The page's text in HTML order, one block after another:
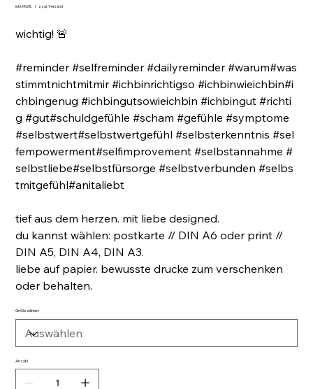
inkl. MwSt. | zzgl. Versand
wichtig! 🚨
#reminder #selfreminder #dailyreminder #warum#was
stimmtnichtmitmir #ichbinrichtigso #ichbinwieichbin#i
chbingenug #ichbingutsowieichbin #ichbingut #richti
g #gut#schuldgefühle #scham #gefühle #symptome
#selbstwert#selbstwertgefühl #selbsterkenntnis #sel
fempowerment#selfimprovement #selbstannahme #
selbstliebe#selbstfürsorge #selbstverbunden #selbs
tmitgefühl#anitaliebt
tief aus dem herzen. mit liebe designed.
du kannst wählen: postkarte // DIN A6 oder print //
DIN A5, DIN A4, DIN A3.
liebe auf papier. bewusste drucke zum verschenken
oder behalten.
Größe wählen:
Anzahl